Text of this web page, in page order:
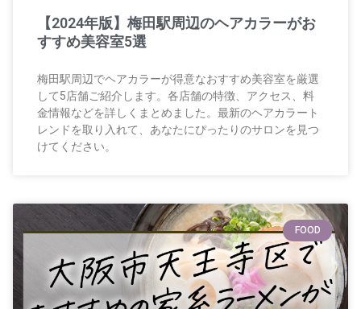
【2024年版】梅田駅周辺のヘアカラーがお
すすめ美容室5選
梅田駅周辺でヘアカラーが得意なおすすめ美容室を厳選
して5店舗ご紹介します。各店舗の特徴、アクセス、料
金情報などを詳しくまとめました。最新のヘアカラート
レンドを取り入れて、あなたにぴったりのサロンを見つ
けてください。
FOOD